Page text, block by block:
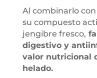
Al combinarlo
su compuesto
jengibre fresco,
digestivo y
valor nutricional
helado.